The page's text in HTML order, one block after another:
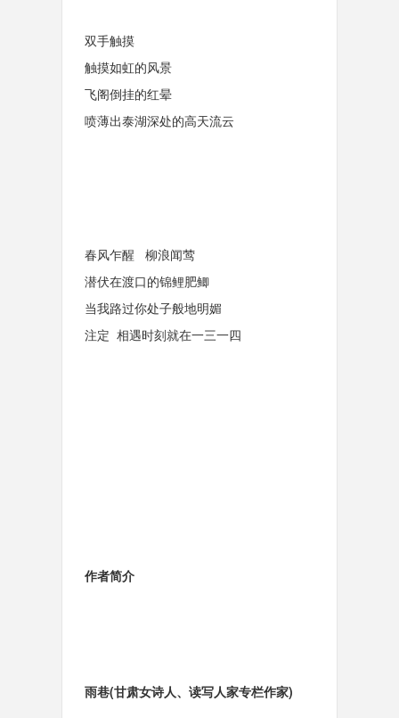
双手触摸
触摸如虹的风景
飞阁倒挂的红晕
喷薄出泰湖深处的高天流云
春风乍醒 柳浪闻莺
潜伏在渡口的锦鲤肥鲫
当我路过你处子般地明媚
注定 相遇时刻就在一三一四
作者简介
雨巷(甘肃女诗人、读写人家专栏作家)